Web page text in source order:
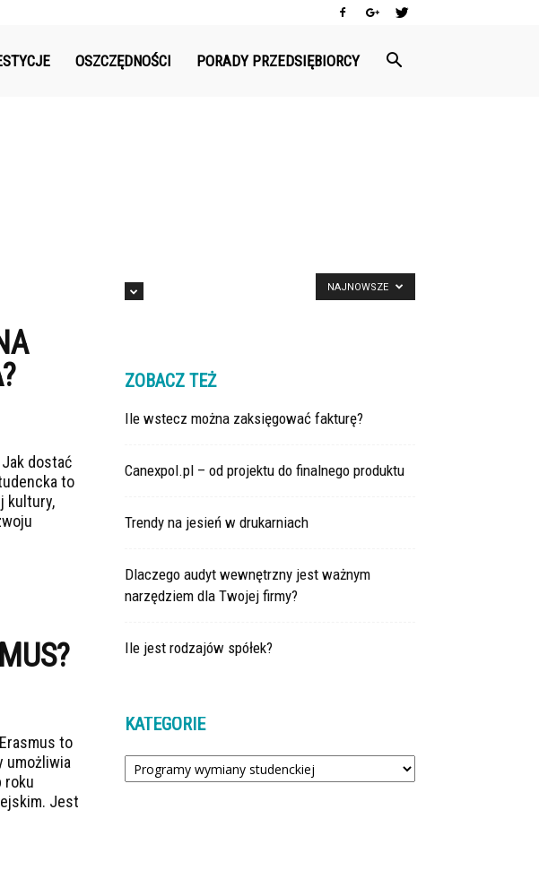
OSZCZĘDNOŚCI PORADY PRZEDSIĘBIORCY
NAJNOWSZE
dostać
to
kultury,
to
umożliwia
roku
Jest
ZOBACZ TEŻ
Ile wstecz można zaksięgować fakturę?
Canexpol.pl – od projektu do finalnego produktu
Trendy na jesień w drukarniach
Dlaczego audyt wewnętrzny jest ważnym
narzędziem dla Twojej firmy?
Ile jest rodzajów spółek?
KATEGORIE
Kategorie